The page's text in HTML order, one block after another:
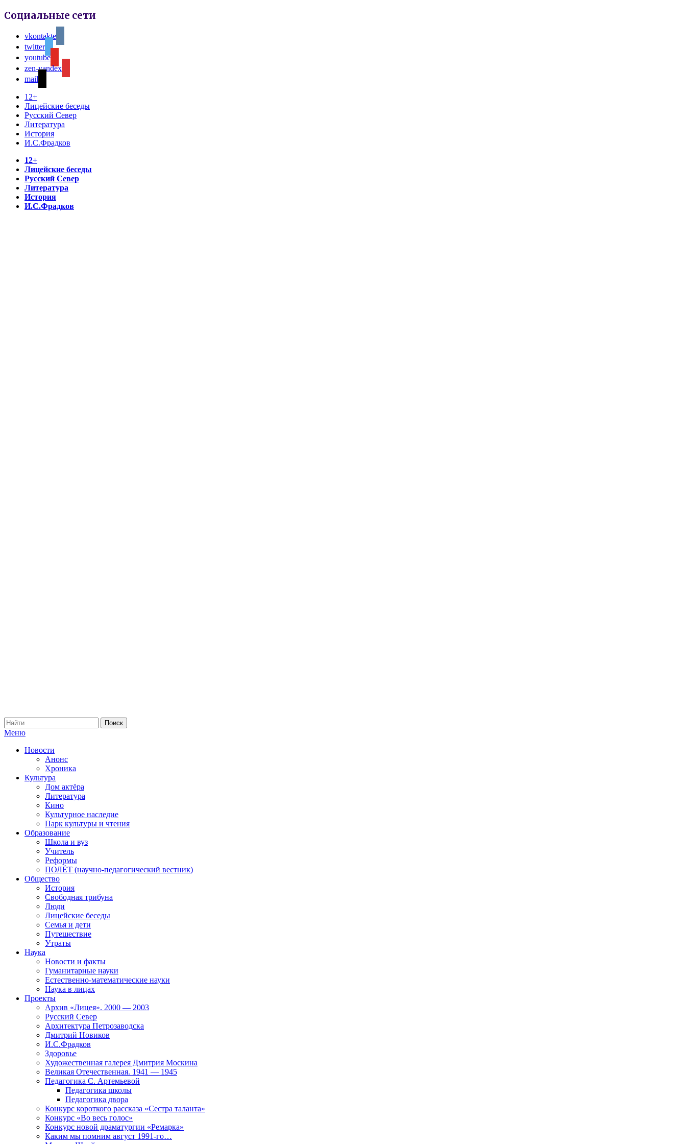
Социальные сети
vkontakte
twitter
youtube
zen-yandex
mail
12+
Лицейские беседы
Русский Север
Литература
История
И.С.Фрадков
12+
Лицейские беседы
Русский Север
Литература
История
И.С.Фрадков
Меню
Новости
Анонс
Хроника
Культура
Дом актёра
Литература
Кино
Культурное наследие
Парк культуры и чтения
Образование
Школа и вуз
Учитель
Реформы
ПОЛЁТ (научно-педагогический вестник)
Общество
История
Свободная трибуна
Люди
Лицейские беседы
Семья и дети
Путешествие
Утраты
Наука
Новости и факты
Гуманитарные науки
Естественно-математические науки
Наука в лицах
Проекты
Архив «Лицея». 2000 — 2003
Русский Север
Архитектура Петрозаводска
Дмитрий Новиков
И.С.Фрадков
Здоровье
Художественная галерея Дмитрия Москина
Великая Отечественная. 1941 — 1945
Педагогика С. Артемьевой
Педагогика школы
Педагогика двора
Конкурс короткого рассказа «Сестра таланта»
Конкурс «Во весь голос»
Конкурс новой драматургии «Ремарка»
Каким мы помним август 1991-го…